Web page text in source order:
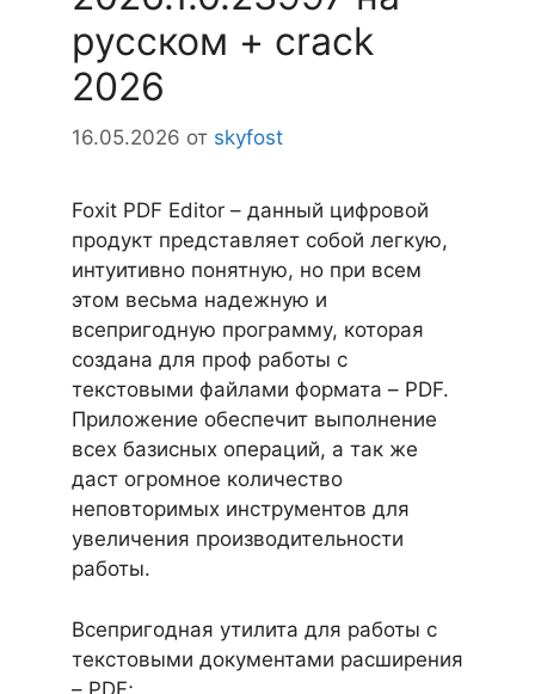
русском + crack
2026
16.05.2026 от skyfost
Foxit PDF Editor – данный цифровой
продукт представляет собой легкую,
интуитивно понятную, но при всем
этом весьма надежную и
всепригодную программу, которая
создана для проф работы с
текстовыми файлами формата – PDF.
Приложение обеспечит выполнение
всех базисных операций, а так же
даст огромное количество
неповторимых инструментов для
увеличения производительности
работы.
Всепригодная утилита для работы с
текстовыми документами расширения
– PDF;